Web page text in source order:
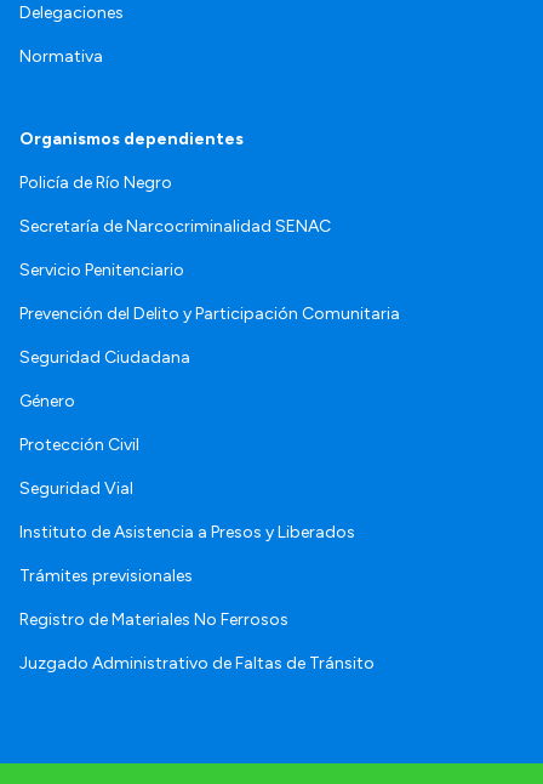
Delegaciones
Normativa
Organismos dependientes
Policía de Río Negro
Secretaría de Narcocriminalidad SENAC
Servicio Penitenciario
Prevención del Delito y Participación Comunitaria
Seguridad Ciudadana
Género
Protección Civil
Seguridad Vial
Instituto de Asistencia a Presos y Liberados
Trámites previsionales
Registro de Materiales No Ferrosos
Juzgado Administrativo de Faltas de Tránsito